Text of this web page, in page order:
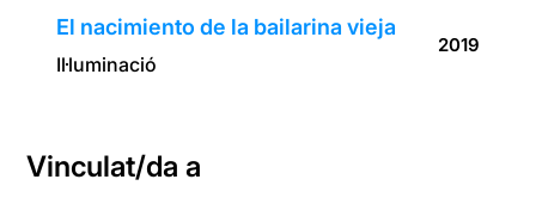
El nacimiento de la bailarina vieja
Il·luminació
2019
Vinculat/da a